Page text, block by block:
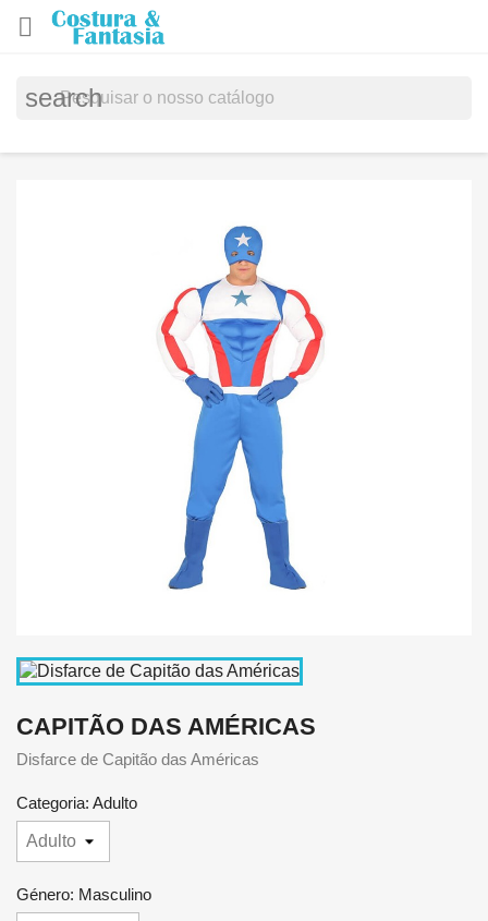

search
CAPITÃO DAS AMÉRICAS
Disfarce de Capitão das Américas
Categoria: Adulto
Género: Masculino